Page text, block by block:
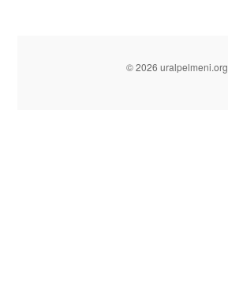
© 2026 uralpelmeni.org